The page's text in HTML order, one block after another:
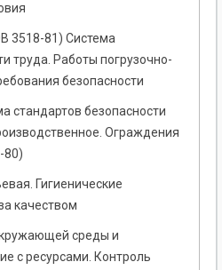
3518-81) Система
труда. Работы погрузочно-
безопасности
стандартов безопасности
Ограждения
80)
Гигиенические
качеством
среды и
с ресурсами. Контроль